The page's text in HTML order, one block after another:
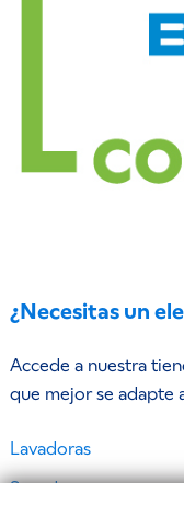
¿Necesitas un
Accede a nuestra
que mejor se adapte
Lavadoras
Secadoras